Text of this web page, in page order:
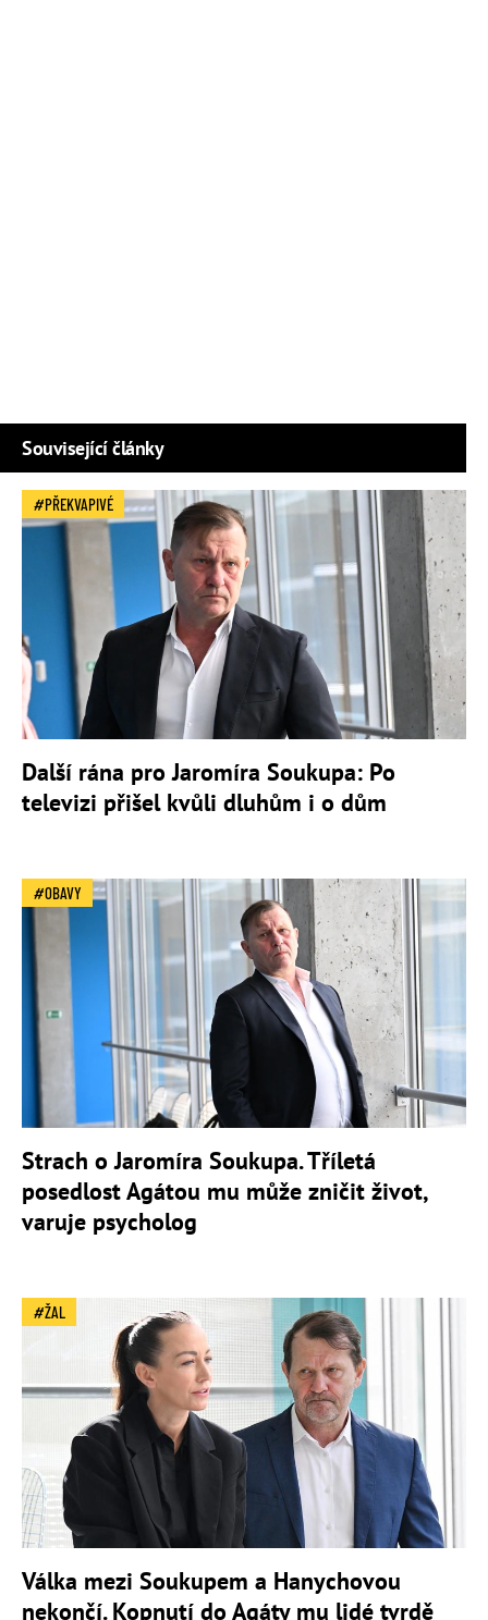
Související články
PŘEKVAPIVÉ
Další rána pro Jaromíra Soukupa: Po
televizi přišel kvůli dluhům i o dům
OBAVY
Strach o Jaromíra Soukupa. Tříletá
posedlost Agátou mu může zničit život,
varuje psycholog
ŽAL
Válka mezi Soukupem a Hanychovou
nekončí. Kopnutí do Agáty mu lidé tvrdě